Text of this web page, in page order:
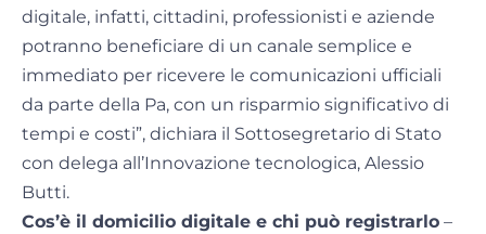
digitale, infatti, cittadini, professionisti e aziende
potranno beneficiare di un canale semplice e
immediato per ricevere le comunicazioni ufficiali
da parte della Pa, con un risparmio significativo di
tempi e costi”, dichiara il Sottosegretario di Stato
con delega all’Innovazione tecnologica, Alessio
Butti.
Cos’è il domicilio digitale e chi può registrarlo –